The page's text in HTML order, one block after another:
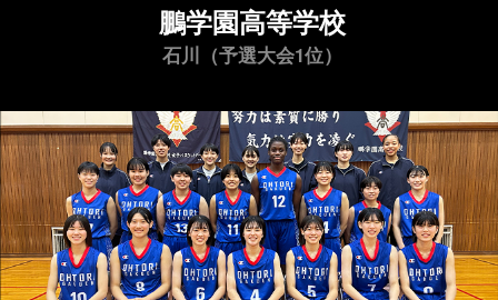
鵬学園高等学校
石川（予選大会1位）